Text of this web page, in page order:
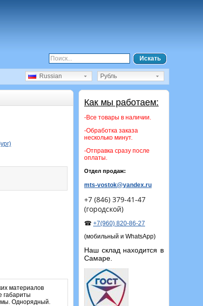
Искать
Рубль
Russian
Как мы работаем:
-Все товары в наличии.
-Обработка заказа
несколько минут.
-Отправка сразу после
оплаты.
Отдел продаж:
mts-vostok@yandex.ru
+7 (846) 379-41-47
(городской)
☎ +7(960) 820-86-27
(мобильный и WhatsApp)
Наш склад находится в
Самаре.
материалов
габариты
Однорядный.